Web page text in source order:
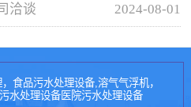
洽谈 2024-08-01
食品污水处理设备,溶气气浮机，
水处理设备医院污水处理设备